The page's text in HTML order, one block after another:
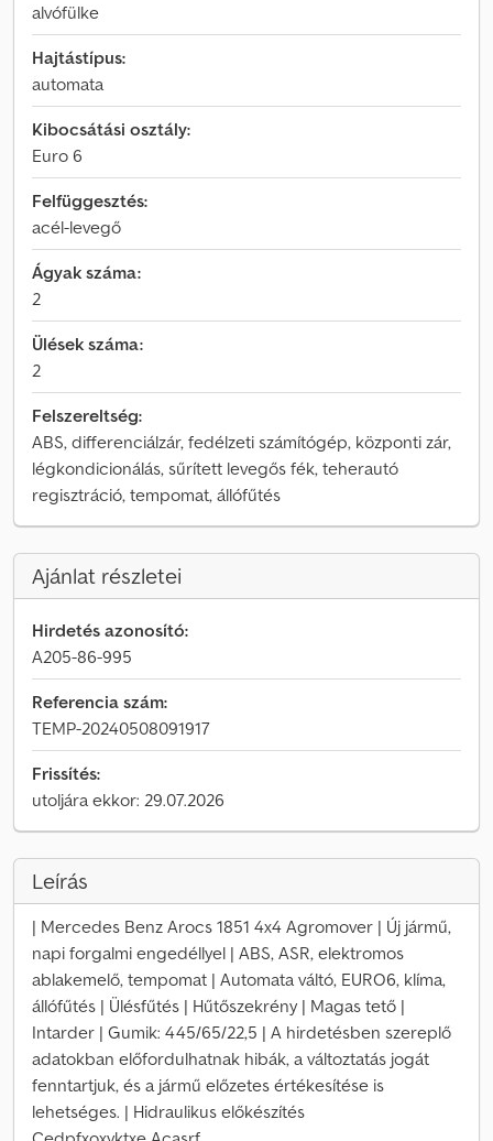
alvófülke
Hajtástípus:
automata
Kibocsátási osztály:
Euro 6
Felfüggesztés:
acél-levegő
Ágyak száma:
2
Ülések száma:
2
Felszereltség:
ABS, differenciálzár, fedélzeti számítógép, központi zár,
légkondicionálás, sűrített levegős fék, teherautó
regisztráció, tempomat, állófűtés
Ajánlat részletei
Hirdetés azonosító:
A205-86-995
Referencia szám:
TEMP-20240508091917
Frissítés:
utoljára ekkor: 29.07.2026
Leírás
| Mercedes Benz Arocs 1851 4x4 Agromover | Új jármű,
napi forgalmi engedéllyel | ABS, ASR, elektromos
ablakemelő, tempomat | Automata váltó, EURO6, klíma,
állófűtés | Ülésfűtés | Hűtőszekrény | Magas tető |
Intarder | Gumik: 445/65/22,5 | A hirdetésben szereplő
adatokban előfordulhatnak hibák, a változtatás jogát
fenntartjuk, és a jármű előzetes értékesítése is
lehetséges. | Hidraulikus előkészítés